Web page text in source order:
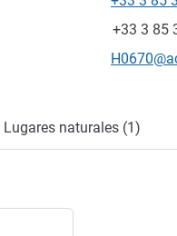
Teléfono
Fax
+33 3 85
Correo
Lugares naturales (1)